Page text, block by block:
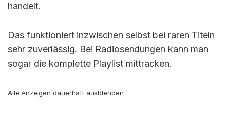
handelt.
Das funktioniert inzwischen selbst bei raren Titeln
sehr zuverlässig. Bei Radiosendungen kann man
sogar die komplette Playlist mittracken.
Alle Anzeigen dauerhaft ausblenden